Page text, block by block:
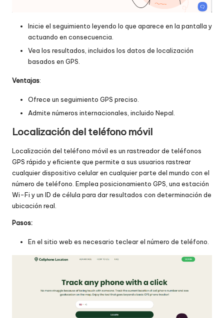
Inicie el seguimiento leyendo lo que aparece en la pantalla y
actuando en consecuencia.
Vea los resultados, incluidos los datos de localización
basados en GPS.
Ventajas:
Ofrece un seguimiento GPS preciso.
Admite números internacionales, incluido Nepal.
Localización del teléfono móvil
Localización del teléfono móvil es un rastreador de teléfonos
GPS rápido y eficiente que permite a sus usuarios rastrear
cualquier dispositivo celular en cualquier parte del mundo con el
número de teléfono. Emplea posicionamiento GPS, una estación
Wi-Fi y un ID de célula para dar resultados con determinación de
ubicación real.
Pasos:
En el sitio web es necesario teclear el número de teléfono.